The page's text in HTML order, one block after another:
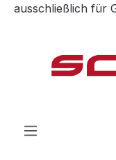
Zum Hauptinhalt
ausschließlich für